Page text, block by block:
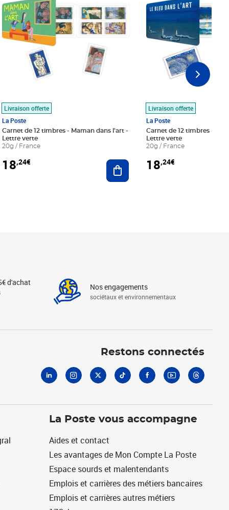
au panier
Livraison offerte
La Poste
Carnet de 12 timbres - Maman dans l'art -
Lettre verte
20g / France
18,24€ Ajouter au panier
Livraison offerte
La Poste
Carnet de 12 timbres - Le
Lettre verte
20g / France
18,24€
d'achat Nos engagements
sociétaux et environnementaux
Restons connectés
La Poste vous accompagne
Aides et contact
Les avantages de Mon Compte La Poste
Espace sourds et malentendants
Emplois et carrières des métiers bancaires
Emplois et carrières autres métiers